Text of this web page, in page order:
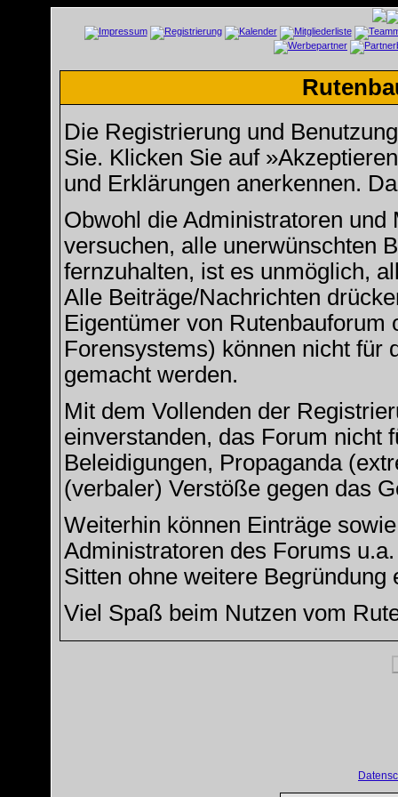
Die Registrierung und
Sie. Klicken Sie auf
und Erklärungen anerkennen.
Obwohl die Administratoren
versuchen, alle unerwünschten
fernzuhalten, ist es unmöglich,
Alle Beiträge/Nachrichten
Eigentümer von
Forensystems) können nicht für
gemacht werden.
Mit dem Vollenden der
einverstanden, das Forum nicht
Beleidigungen, Propaganda
(verbaler) Verstöße gegen das
Weiterhin können Einträge
Administratoren des Forums
Sitten ohne weitere
Viel Spaß beim Nutzen vom